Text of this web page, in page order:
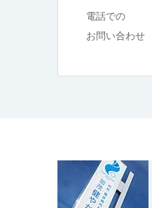
電話での
お問い合わせ